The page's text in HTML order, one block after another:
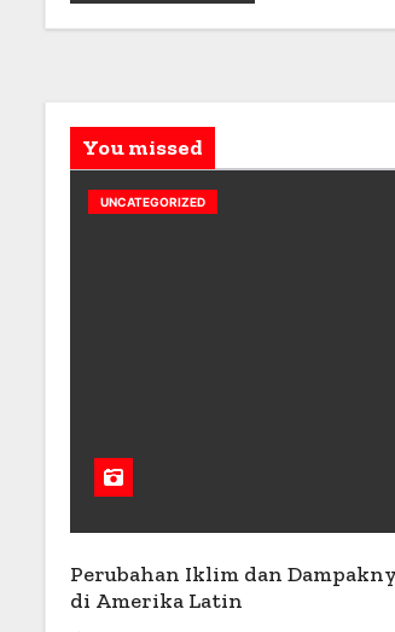
n
You missed
UNCATEGORIZED
Perubahan Iklim dan
di Amerika Latin